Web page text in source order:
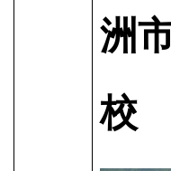
洲
校